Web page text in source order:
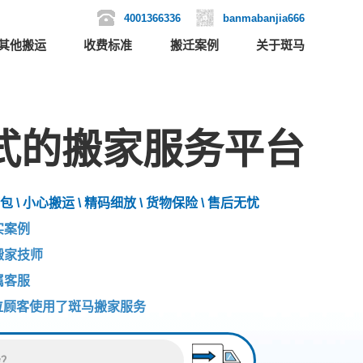
4001366336 banmabanjia666
他搬运 收费标准 搬迁案例 关于斑马
的搬家服务平台
\ 小心搬运 \ 精码细放 \ 货物保险 \ 售后无忧
案例
家技师
客服
顾客使用了斑马搬家服务